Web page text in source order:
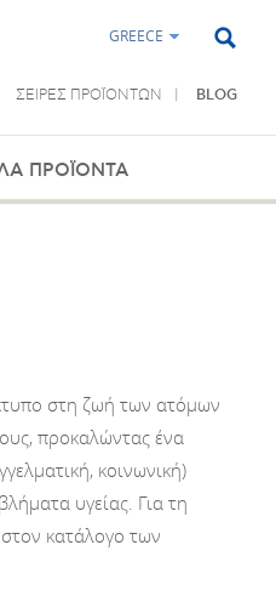
GREECE
ΣΕΙΡΕΣ ΠΡΟΪΟΝΤΩΝ BLOG
ΠΡΟΪΟΝΤΑ
στη ζωή των ατόμων
προκαλώντας ένα
κοινωνική)
υγείας. Για τη
στον κατάλογο των